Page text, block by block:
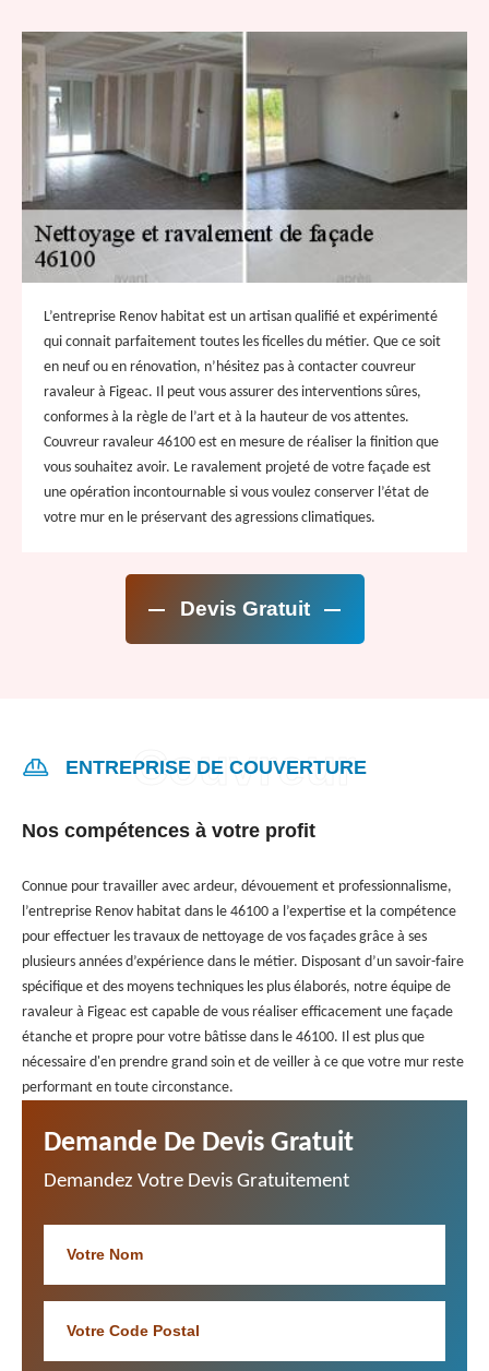
L’entreprise Renov habitat est un artisan qualifié et expérimenté
qui connait parfaitement toutes les ficelles du métier. Que ce soit
en neuf ou en rénovation, n’hésitez pas à contacter couvreur
ravaleur à Figeac. Il peut vous assurer des interventions sûres,
conformes à la règle de l’art et à la hauteur de vos attentes.
Couvreur ravaleur 46100 est en mesure de réaliser la finition que
vous souhaitez avoir. Le ravalement projeté de votre façade est
une opération incontournable si vous voulez conserver l’état de
votre mur en le préservant des agressions climatiques.
Devis Gratuit
ENTREPRISE DE COUVERTURE
Nos compétences à votre profit
Connue pour travailler avec ardeur, dévouement et professionnalisme,
l’entreprise Renov habitat dans le 46100 a l’expertise et la compétence
pour effectuer les travaux de nettoyage de vos façades grâce à ses
plusieurs années d’expérience dans le métier. Disposant d’un savoir-faire
spécifique et des moyens techniques les plus élaborés, notre équipe de
ravaleur à Figeac est capable de vous réaliser efficacement une façade
étanche et propre pour votre bâtisse dans le 46100. Il est plus que
nécessaire d'en prendre grand soin et de veiller à ce que votre mur reste
performant en toute circonstance.
Demande De Devis Gratuit
Demandez Votre Devis Gratuitement